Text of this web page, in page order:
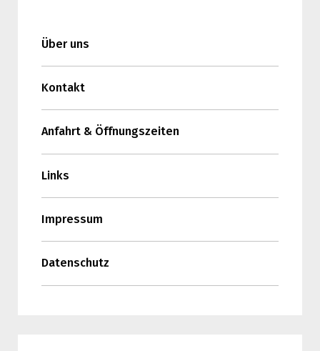
Über uns
Kontakt
Anfahrt & Öffnungszeiten
Links
Impressum
Datenschutz